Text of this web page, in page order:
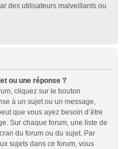
des utilisateurs malveillants ou
ou une réponse ?
cliquez sur le bouton
à un sujet ou un message,
que vous ayez besoin d’être
Sur chaque forum, une liste de
du forum ou du sujet. Par
sujets dans ce forum, vous